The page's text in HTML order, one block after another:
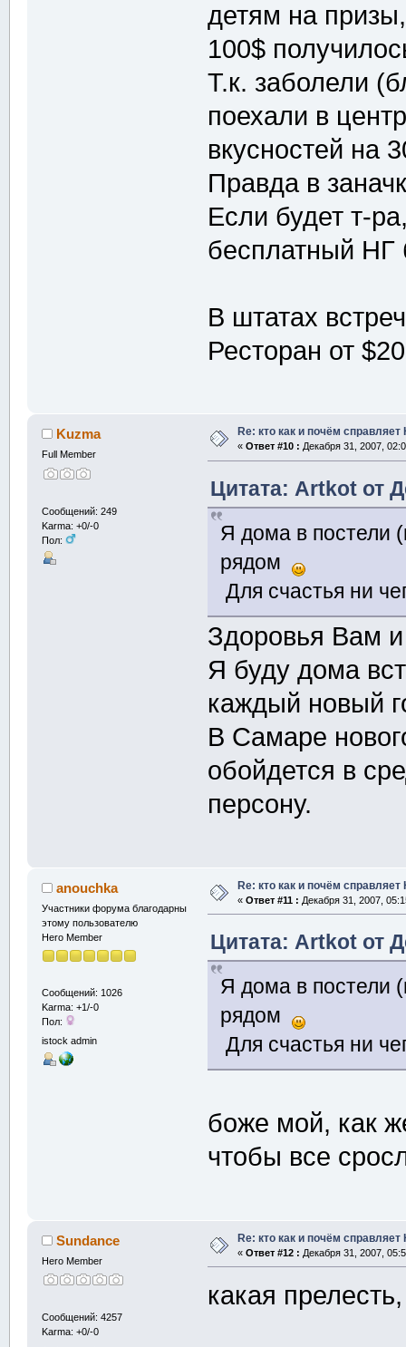
детям на
100$
Т.к. заболели
поехали в
вкусностей на
Правда в
Если будет т-
бесплатный НГ
В штатах
Ресторан от
Kuzma
Full Member
Сообщений: 249
Karma: +0/-0
Пол:
Re: кто как и почём справляет
« Ответ #10 : Декабря 31, 2007,
Цитата: Artkot от
Я дома в постели
рядом
Для счастья ни
Здоровья Вам и
Я буду дома
каждый новый
В Самаре
обойдется в
персону.
anouchka
Участники форума благодарны
этому пользователю
Hero Member
Сообщений: 1026
Karma: +1/-0
Пол:
istock admin
Re: кто как и почём справляет
« Ответ #11 : Декабря 31, 2007,
Цитата: Artkot от
Я дома в постели
рядом
Для счастья ни
боже мой, как
чтобы все
Sundance
Hero Member
Сообщений: 4257
Karma: +0/-0
Re: кто как и почём справляет
« Ответ #12 : Декабря 31, 2007,
какая